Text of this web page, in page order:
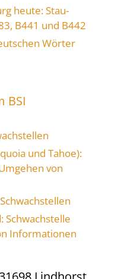
heute: Stau-
B441 und B442
Wörter
BSI
und Tahoe):
von
Schwachstelle
Informationen